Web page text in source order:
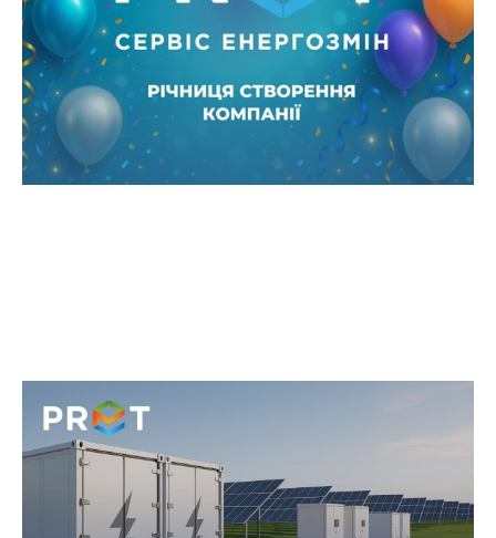
надійними енергоресурсами, підтримуючи його
стабільність і розвиток у мінливих умовах
енергетичного ринку.
Робота без відключень: як резервна
енергія підтримує бізнес-процеси
Вимкнення світла, перевантаження мереж чи
технічні аварії можуть не лише зупинити
роботу, а й спричинити фінансові втрати,
пошкодження обладнання або втрату клієнтів.